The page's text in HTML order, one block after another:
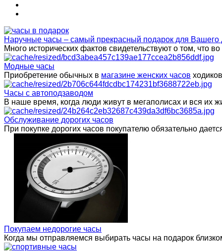
Наручные часы – самый прекрасный подарок для Вашего
Много исторических фактов свидетельствуют о том, что
Модные часы
Приобретение обычных в магазине женских часов
Часы с автоподзаводом
В наше время, когда люди живут в мегаполисах и вся
Обслуживание дорогих часов
При покупке дорогих часов покупателю обязательно
Покупаем недорогие часы
Когда мы отправляемся выбирать часы на подарок